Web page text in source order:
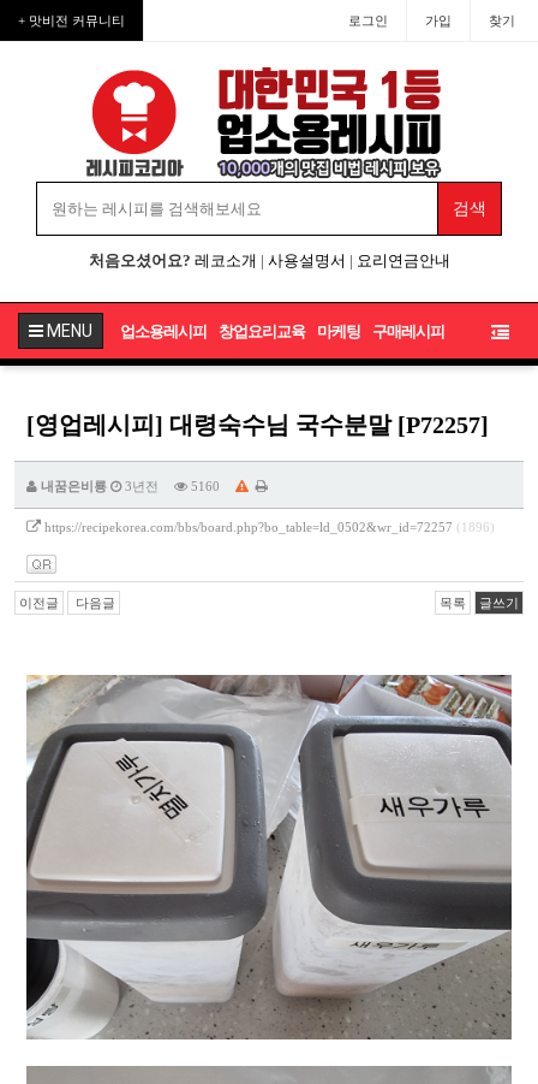
+ 맛비전 커뮤니티 로그인 가입 찾기
처음오셨어요? 레코소개 | 사용설명서 | 요리연금안내
MENU 업소용레시피 창업요리교육 마케팅 구매레시피
[영업레시피] 대령숙수님 국수분말 [P72257]
내꿈은비룡 3년전 5160
https://recipekorea.com/bbs/board.php?bo_table=ld_0502&wr_id=72257 (1896)
이전글 다음글 목록 글쓰기